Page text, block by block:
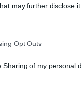
may further disclose
Opt Outs
of my personal